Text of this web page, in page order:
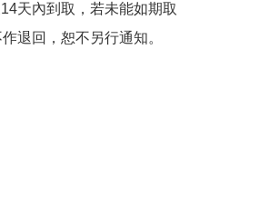
天內到取，若未能如期取
退回，恕不另行通知。